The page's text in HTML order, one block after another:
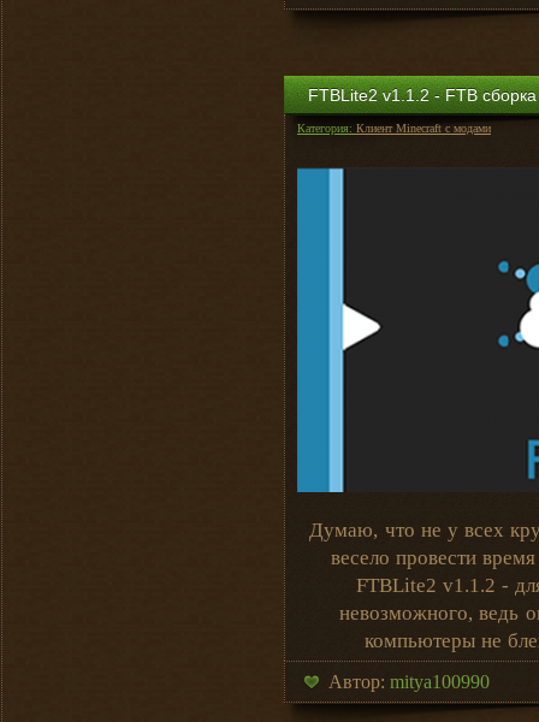
FTBLite2 v1.1.2 - FTB
Категория: Клиент Minecraft с модами
Думаю, что не у всех
весело провести
FTBLite2 v1.1.2 -
невозможного, ведь
компьютеры не
Автор: mitya100990